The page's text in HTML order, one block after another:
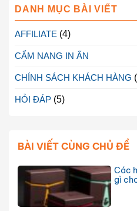
DANH MỤC BÀI VIẾT
AFFILIATE (4)
CẨM NANG IN ẤN
CHÍNH SÁCH KHÁCH HÀNG
HỎI ĐÁP (5)
BÀI VIẾT CÙNG CHỦ ĐỀ
Các
gì